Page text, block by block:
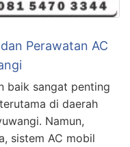
Perawatan AC
baik sangat penting
di daerah
Namun,
sistem AC mobil